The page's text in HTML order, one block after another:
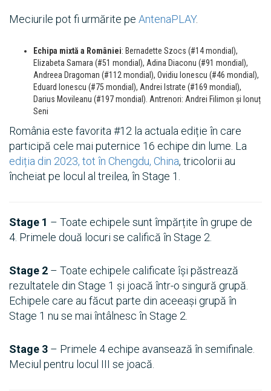
Meciurile pot fi urmărite pe AntenaPLAY.
Echipa mixtă a României: Bernadette Szocs (#14 mondial),
Elizabeta Samara (#51 mondial), Adina Diaconu (#91 mondial),
Andreea Dragoman (#112 mondial), Ovidiu Ionescu (#46 mondial),
Eduard Ionescu (#75 mondial), Andrei Istrate (#169 mondial),
Darius Movileanu (#197 mondial). Antrenori: Andrei Filimon și Ionuț
Seni
România este favorita #12 la actuala ediție în care
participă cele mai puternice 16 echipe din lume. La
ediția din 2023, tot în Chengdu, China, tricolorii au
încheiat pe locul al treilea, în Stage 1.
Stage 1 – Toate echipele sunt împărțite în grupe de
4. Primele două locuri se califică în Stage 2.
Stage 2 – Toate echipele calificate își păstrează
rezultatele din Stage 1 și joacă într-o singură grupă.
Echipele care au făcut parte din aceeași grupă în
Stage 1 nu se mai întâlnesc în Stage 2.
Stage 3 – Primele 4 echipe avansează în semifinale.
Meciul pentru locul III se joacă.